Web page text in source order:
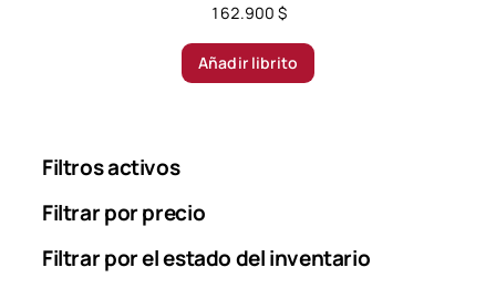
162.900 $
Añadir librito
Filtros activos
Filtrar por precio
Filtrar por el estado del inventario